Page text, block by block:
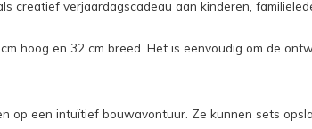
creatief verjaardagscadeau aan kinderen,
hoog en 32 cm breed. Het is eenvoudig om de
op een intuïtief bouwavontuur. Ze kunnen sets